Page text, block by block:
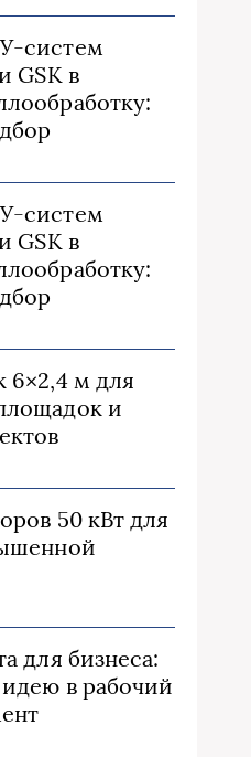
систем
GSK в
систем
GSK в
6×2,4 м для
и
50 кВт для
для бизнеса:
идею в рабочий